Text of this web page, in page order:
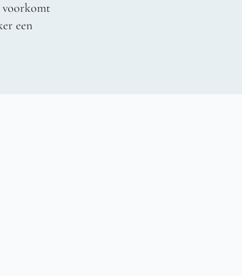
voorkomt
een